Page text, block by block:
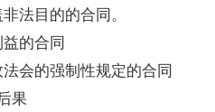
目的的合同。
的合同
会的强制性规定的合同
果